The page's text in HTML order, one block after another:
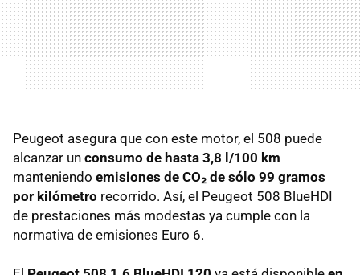
Peugeot asegura que con este motor, el 508 puede
alcanzar un consumo de hasta 3,8 l/100 km
manteniendo emisiones de CO₂ de sólo 99 gramos
por kilómetro recorrido. Así, el Peugeot 508 BlueHDI
de prestaciones más modestas ya cumple con la
normativa de emisiones Euro 6.